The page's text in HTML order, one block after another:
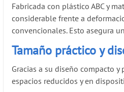
Fabricada con plástico ABC y
considerable frente a
convencionales. Esto asegura
Tamaño práctico y
Gracias a su diseño compacto
espacios reducidos y en